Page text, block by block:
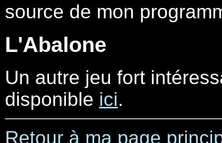
source de mon
L'Abalone
Un autre jeu fort
disponible ici.
Retour à ma page